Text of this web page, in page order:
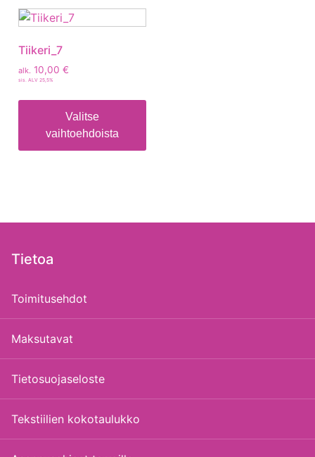
Tiikeri_7
alk. 10,00 €
sis. ALV 25,5%
Valitse
vaihtoehdoista
Tietoa
Toimitusehdot
Maksutavat
Tietosuojaseloste
Tekstiilien kokotaulukko